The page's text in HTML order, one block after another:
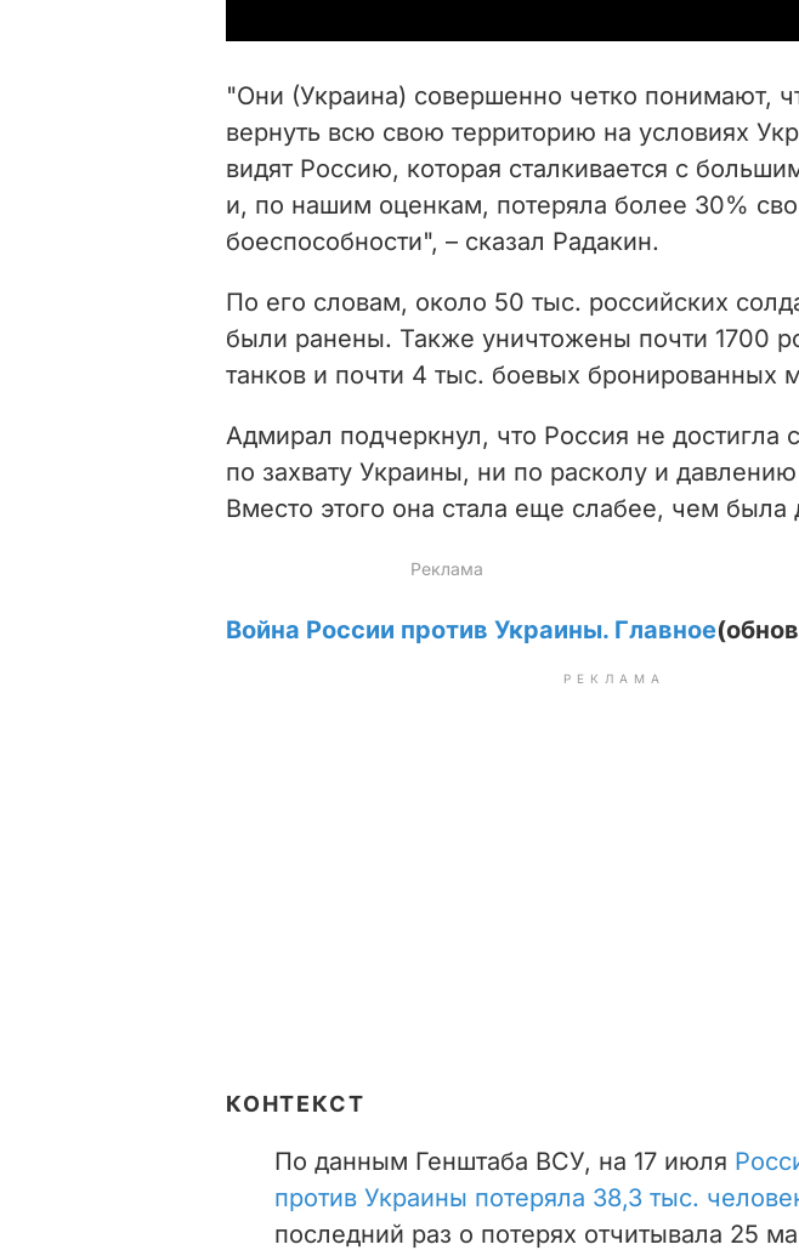
i
d
e
o
"Они (Украина) совершенно четко понимают,
вернуть всю свою территорию на условиях
видят Россию, которая сталкивается с
и, по нашим оценкам, потеряла более 30%
боеспособности", – сказал Радакин.
По его словам, около 50 тыс. российских
были ранены. Также уничтожены почти 1700
танков и почти 4 тыс. боевых бронированных
Адмирал подчеркнул, что Россия не достигла
по захвату Украины, ни по расколу и
Вместо этого она стала еще слабее, чем была
Война России против Украины. Главное
РЕКЛАМА
КОНТЕКСТ
По данным Генштаба ВСУ, на 17 июля
против Украины потеряла 38,3 тыс.
последний раз о потерях отчитывала 25